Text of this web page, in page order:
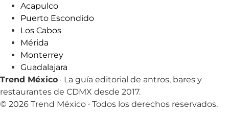
Acapulco
Puerto Escondido
Los Cabos
Mérida
Monterrey
Guadalajara
Trend México · La guía editorial de antros, bares y
restaurantes de CDMX desde 2017.
© 2026 Trend México · Todos los derechos reservados.